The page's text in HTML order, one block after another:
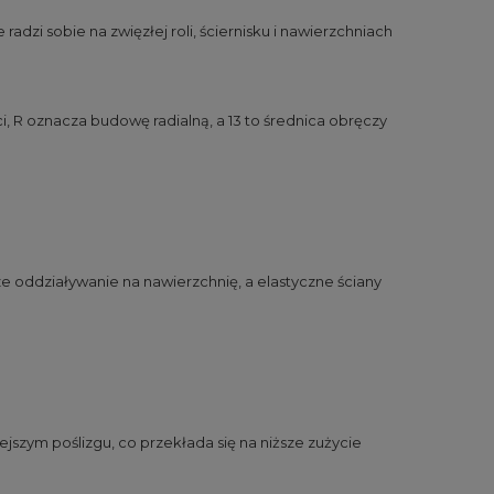
sobie na zwięzłej roli, ściernisku i nawierzchniach
oznacza budowę radialną, a 13 to średnica obręczy
oddziaływanie na nawierzchnię, a elastyczne ściany
poślizgu, co przekłada się na niższe zużycie